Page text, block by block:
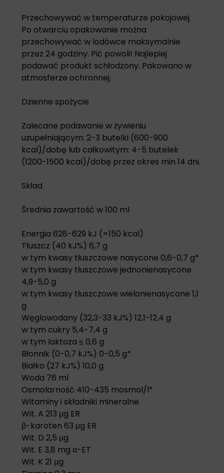
Przechowywać w temperaturze pokojowej.
Po otwarciu opakowanie można
przechowywać w lodówce maksymalnie
przez 24 godziny. Pić powoli! Najlepiej
podawać produkt schłodzony. Pakowano w
atmosferze ochronnej.
Dzienne spożycie
Zalecane podawanie w żywieniu
uzupełniającym: 2-3 butelki (600-900
kcal)/dobę lub całkowitym: 4-5 butelek
(1200-1500 kcal)/dobę przez okres min 14 dni.
Skład
Średnia zawartość w 100 ml
Energia 628-629 kJ (=150 kcal)
Tłuszcz (40 kJ%) 6,7 g
w tym kwasy tłuszczowe nasycone 0,6-0,7 g*
w tym kwasy tłuszczowe jednonienasycone
4,9-5,0 g
w tym kwasy tłuszczowe wielonienasycone 1,1
g
Węglowodany (32,3-33 kJ%) 12,1-12,4 g
w tym cukry 5,4-7,4 g
w tym laktoza ≤ 0,6 g
Błonnik (0-0,7 kJ%) 0-0,5 g*
Białko (27 kJ%) 10,0 g
Woda 76 ml
Osmolarność 410-435 mosmol/l*
Witaminy i składniki mineralne
Wit. A 213 μg ER
β-karoten 63 μg ER
Wit. D 2,5 μg
Wit. E 3,8 mg α-ET
Wit. K 21 μg